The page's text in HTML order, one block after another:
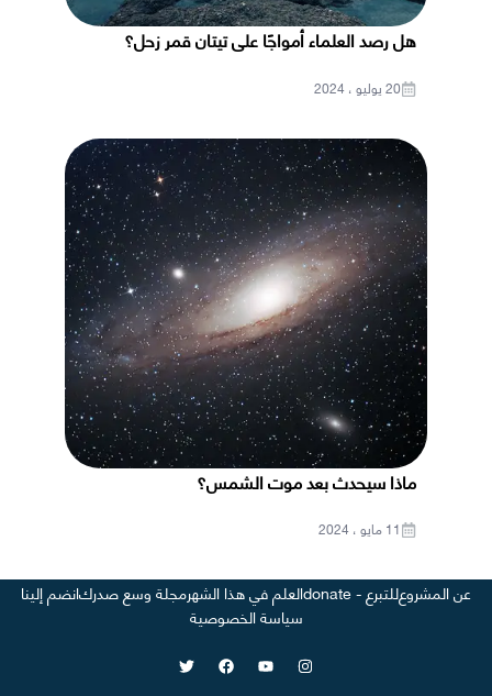
هل رصد العلماء أمواجًا على تيتان قمر زحل؟
20 يوليو ، 2024
ماذا سيحدث بعد موت الشمس؟
11 مايو ، 2024
عن المشروعللتبرع - donate العلم في هذا الشهرمجلة وسع صدركانضم إلينا
سياسة الخصوصية